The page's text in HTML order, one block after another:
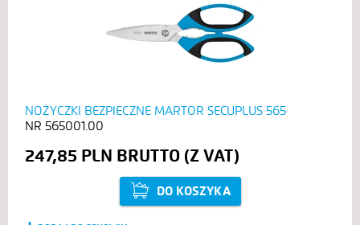
NOŻYCZKI BEZPIECZNE MARTOR SECUPLUS 565
565001.00
247,85 PLN
DO KOSZYKA